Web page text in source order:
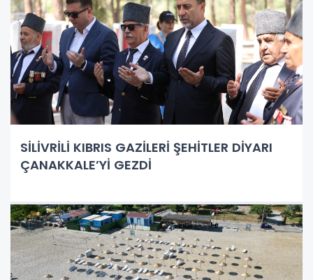
SİLİVRİLİ KIBRIS GAZİLERİ ŞEHİTLER DİYARI
ÇANAKKALE’Yİ GEZDİ